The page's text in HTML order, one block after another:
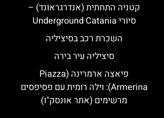
קטניה התחתית (אנדרגראונד) –
סיורי Underground Catania
השכרת רכב בסיציליה
סיציליה עיר בירה
פיאצה ארמרינה (Piazza
Armerina): וילה רומית עם פסיפסים
מרשימים (אתר אונסק"ו)